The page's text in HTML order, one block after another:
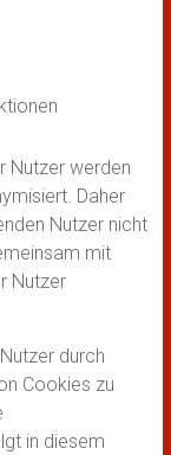
Nutzer werden
Daher
Nutzer nicht
mit
Nutzer
durch
Cookies zu
in diesem